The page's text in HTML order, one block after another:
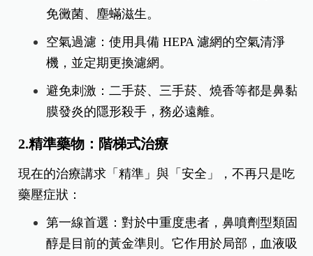
免黴菌、塵蟎滋生。
​空氣過濾：使用具備 HEPA 濾網的空氣清淨
機，並定期更換濾網。
​避免刺激：二手菸、三手菸、燒香等都是鼻黏
膜發炎的隱形殺手，務必遠離。
​2.精準藥物：階梯式治療
​現在的治療講求「精準」與「安全」，不再只是吃
藥壓症狀：
第一線首選：對於中重度患者，鼻噴劑型類固
醇是目前的黃金準則。它作用於局部，血液吸